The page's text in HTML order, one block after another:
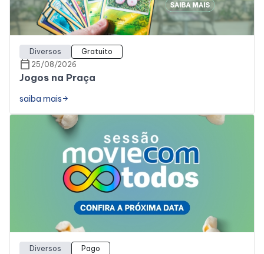
Diversos Gratuito
Jogos na Praça
calendar_today 25/08/2026
saiba mais arrow_forward
Diversos Pago